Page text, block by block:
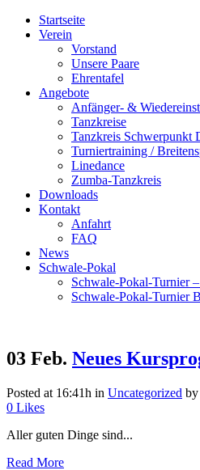
Startseite
Verein
Vorstand
Unsere Paare
Ehrentafel
Angebote
Anfänger- &
Tanzkreise
Tanzkreis Schwerpunkt
Turniertraining /
Linedance
Zumba-Tanzkreis
Downloads
Kontakt
Anfahrt
FAQ
News
Schwale-Pokal
Schwale-Pokal-Turnier
Schwale-Pokal-Turnier
03 Feb. Neues
Posted at 16:41h in Uncategorized by
0 Likes
Aller guten Dinge sind...
Read More